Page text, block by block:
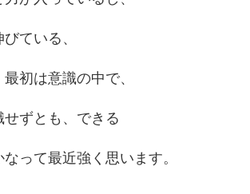
ている、
初は意識の中で、
ずとも、できる
って最近強く思います。